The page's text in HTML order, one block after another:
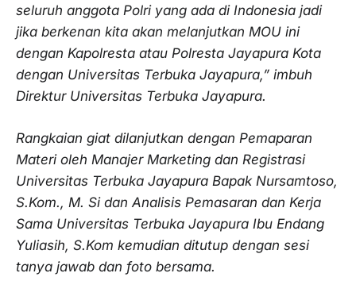
seluruh anggota Polri yang ada di Indonesia jadi
jika berkenan kita akan melanjutkan MOU ini
dengan Kapolresta atau Polresta Jayapura Kota
dengan Universitas Terbuka Jayapura,” imbuh
Direktur Universitas Terbuka Jayapura.
Rangkaian giat dilanjutkan dengan Pemaparan
Materi oleh Manajer Marketing dan Registrasi
Universitas Terbuka Jayapura Bapak Nursamtoso,
S.Kom., M. Si dan Analisis Pemasaran dan Kerja
Sama Universitas Terbuka Jayapura Ibu Endang
Yuliasih, S.Kom kemudian ditutup dengan sesi
tanya jawab dan foto bersama.